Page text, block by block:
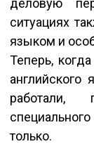
ситуациях
языком и
Теперь,
работали,
только.